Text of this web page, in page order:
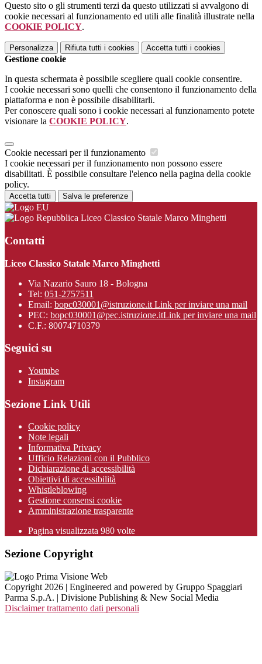
Questo sito o gli strumenti terzi da questo utilizzati si avvalgono di
cookie necessari al funzionamento ed utili alle finalità illustrate nella
COOKIE POLICY.
Personalizza Rifiuta tutti i cookies Accetta tutti i cookies
Gestione cookie
In questa schermata è possibile scegliere quali cookie consentire.
I cookie necessari sono quelli che consentono il funzionamento della
piattaforma e non è possibile disabilitarli.
Per conoscere quali sono i cookie necessari al funzionamento potete
visionare la COOKIE POLICY.
Cookie necessari per il funzionamento
I cookie necessari per il funzionamento non possono essere
disabilitati. È possibile consultare l'elenco nella pagina della cookie
policy.
Accetta tutti Salva le preferenze
Liceo Classico Statale Marco Minghetti
Contatti
Liceo Classico Statale Marco Minghetti
Via Nazario Sauro 18 - Bologna
Tel: 051-2757511
Email: bopc030001@istruzione.it Link per inviare una mail
PEC: bopc030001@pec.istruzione.itLink per inviare una mail
C.F.: 80074710379
Seguici su
Youtube
Instagram
Sezione Link Utili
Cookie policy
Note legali
Informativa Privacy
Ufficio Relazioni con il Pubblico
Dichiarazione di accessibilità
Obiettivi di accessibilità
Whistleblowing
Gestione consensi cookie
Amministrazione trasparente
Pagina visualizzata 980 volte
Sezione Copyright
Copyright 2026 | Engineered and powered by Gruppo Spaggiari
Parma S.p.A. | Divisione Publishing & New Social Media
Disclaimer trattamento dati personali